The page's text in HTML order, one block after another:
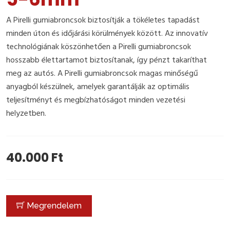
A Pirelli gumiabroncsok biztosítják a tökéletes tapadást
minden úton és időjárási körülmények között. Az innovatív
technológiának köszönhetően a Pirelli gumiabroncsok
hosszabb élettartamot biztosítanak, így pénzt takaríthat
meg az autós. A Pirelli gumiabroncsok magas minőségű
anyagból készülnek, amelyek garantálják az optimális
teljesítményt és megbízhatóságot minden vezetési
helyzetben.
40.000 Ft
Megrendelem